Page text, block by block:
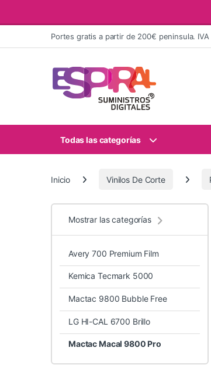
Ir al contenidoPortes gratis a partir de 200€ peninsula.
Todas las categorías
Inicio Vinilos De Corte
Mostrar las categorías
Avery 700 Premium Film
Kemica Tecmark 5000
Mactac 9800 Bubble Free
LG HI-CAL 6700 Brillo
Mactac Macal 9800 Pro